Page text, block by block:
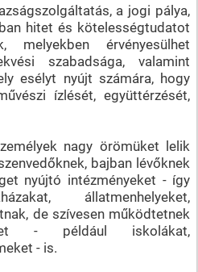
a jogi pálya,
hitet és kötelességtudatot
melyekben érvényesülhet
szabadsága, valamint
esélyt nyújt számára, hogy
ízlését, együttérzését,
nagy örömüket lelik
bajban lévőknek
nyújtó intézményeket - így
állatmenhelyeket,
de szívesen működtetnek
- például iskolákat,
- is.